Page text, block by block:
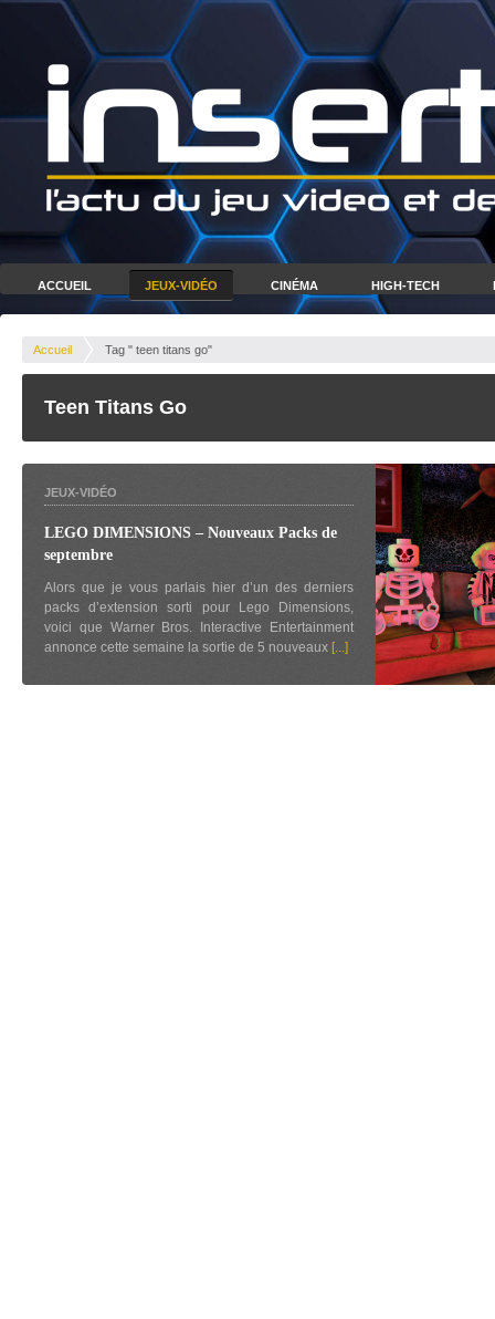
ACCUEIL JEUX-VIDÉO CINÉMA HIGH-TECH
Accueil Tag " teen titans go"
Teen Titans Go
JEUX-VIDÉO
LEGO DIMENSIONS – Nouveaux Packs de
septembre
Alors que je vous parlais hier d’un des derniers
packs d’extension sorti pour Lego Dimensions,
voici que Warner Bros. Interactive Entertainment
annonce cette semaine la sortie de 5 nouveaux [...]